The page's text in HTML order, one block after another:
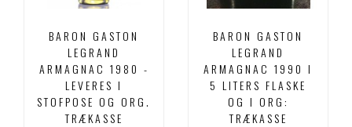
BARON GASTON
LEGRAND
ARMAGNAC 1980 -
LEVERES I
STOFPOSE OG ORG.
TRÆKASSE
BARON GASTON
LEGRAND
ARMAGNAC 1990 I
5 LITERS FLASKE
OG I ORG:
TRÆKASSE